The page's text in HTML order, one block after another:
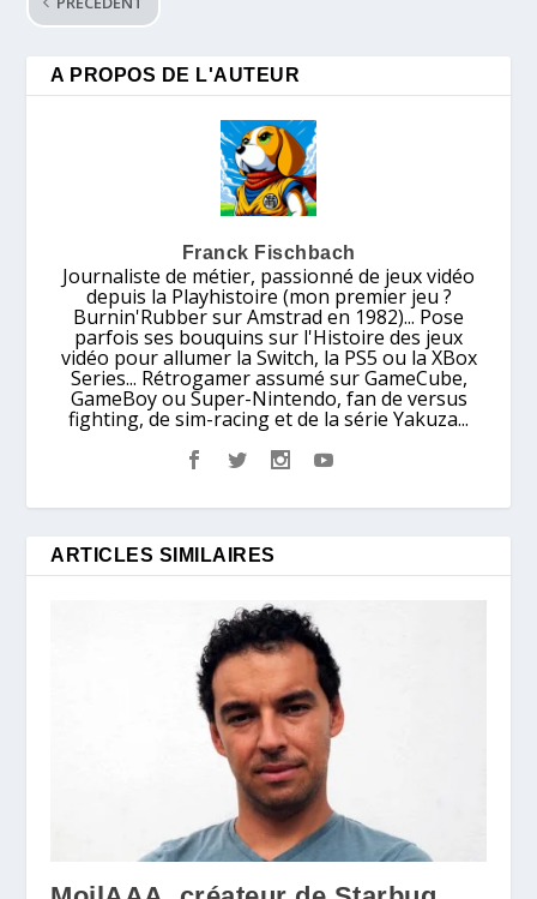
A PROPOS DE L'AUTEUR
Franck Fischbach
Journaliste de métier, passionné de jeux vidéo
depuis la Playhistoire (mon premier jeu ?
Burnin'Rubber sur Amstrad en 1982)... Pose
parfois ses bouquins sur l'Histoire des jeux
vidéo pour allumer la Switch, la PS5 ou la XBox
Series... Rétrogamer assumé sur GameCube,
GameBoy ou Super-Nintendo, fan de versus
fighting, de sim-racing et de la série Yakuza...
ARTICLES SIMILAIRES